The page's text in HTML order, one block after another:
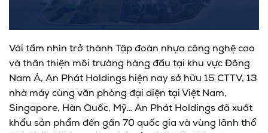
Với tầm nhìn trở thành Tập đoàn nhựa công nghệ cao
và thân thiện môi trường hàng đầu tại khu vực Đông
Nam Á, An Phát Holdings hiện nay sở hữu 15 CTTV, 13
nhà máy cùng văn phòng đại diện tại Việt Nam,
Singapore, Hàn Quốc, Mỹ… An Phát Holdings đã xuất
khẩu sản phẩm đến gần 70 quốc gia và vùng lãnh thổ